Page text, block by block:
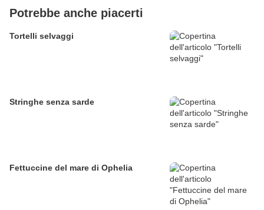
Potrebbe anche piacerti
Tortelli selvaggi
Stringhe senza sarde
Fettuccine del mare di Ophelia